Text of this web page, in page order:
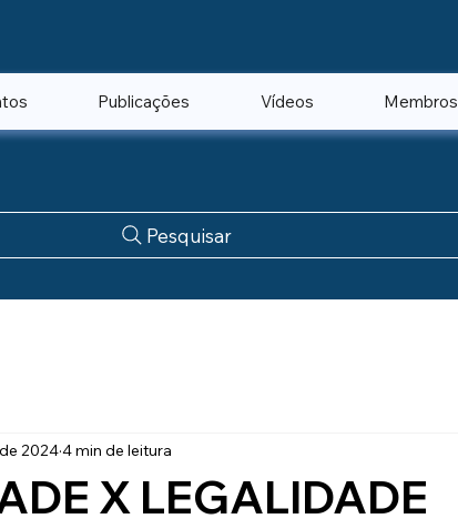
Publicações Vídeos Membros
Pesquisar
X LEGALIDADE
20244 min de leitura